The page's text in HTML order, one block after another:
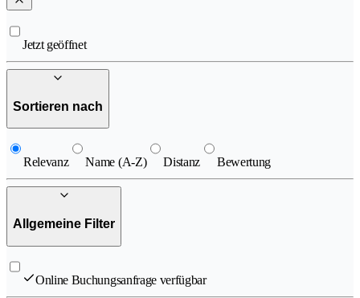
Jetzt geöffnet
Sortieren nach
Relevanz Name (A-Z) Distanz Bewertung
Allgemeine Filter
Online Buchungsanfrage verfügbar